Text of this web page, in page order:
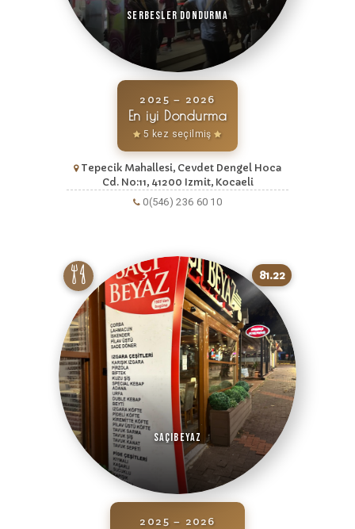
Serbesler Dondurma
2025 – 2026
En iyi Dondurma
5 kez seçilmiş
Tepecik Mahallesi, Cevdet Dengel Hoca
Cd. No:11, 41200 Izmit, Kocaeli
0(546) 236 60 10
81.22
Saçıbeyaz
2025 – 2026